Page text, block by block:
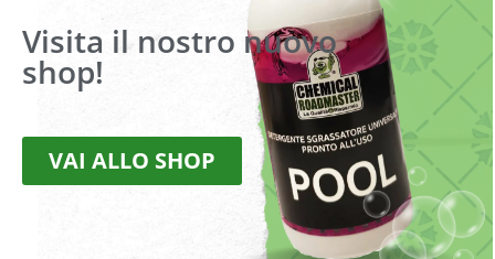
Via della Liberazione, 2
20098 San Giuliano Milanese (MI)
Tel.+39 02 9880180 –Fax+39 02 9880486
chemicalroadmaster@legalmail.it
Cod. fisc. e partita IVA 09782200969
Visita il nostro nuovo
shop!
VAI ALLO SHOP